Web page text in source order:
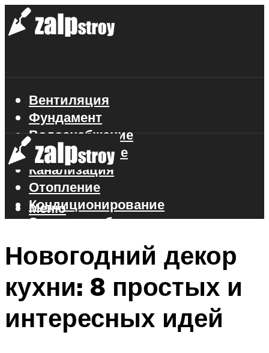
Вентиляция
Фундамент
Водоснабжение
Газоснабжение
Канализация
Отопление
Кондиционирование
Электроснабжение
Меню
Меню
Новогодний декор
кухни: 8 простых и
интересных идей